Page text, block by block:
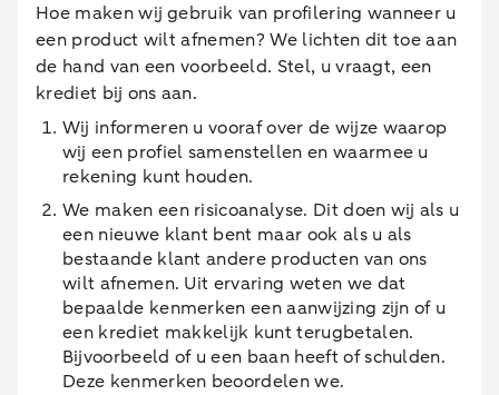
Hoe maken wij gebruik van profilering wanneer u
een product wilt afnemen? We lichten dit toe aan
de hand van een voorbeeld. Stel, u vraagt, een
krediet bij ons aan.
Wij informeren u vooraf over de wijze waarop
wij een profiel samenstellen en waarmee u
rekening kunt houden.
We maken een risicoanalyse. Dit doen wij als u
een nieuwe klant bent maar ook als u als
bestaande klant andere producten van ons
wilt afnemen. Uit ervaring weten we dat
bepaalde kenmerken een aanwijzing zijn of u
een krediet makkelijk kunt terugbetalen.
Bijvoorbeeld of u een baan heeft of schulden.
Deze kenmerken beoordelen we.